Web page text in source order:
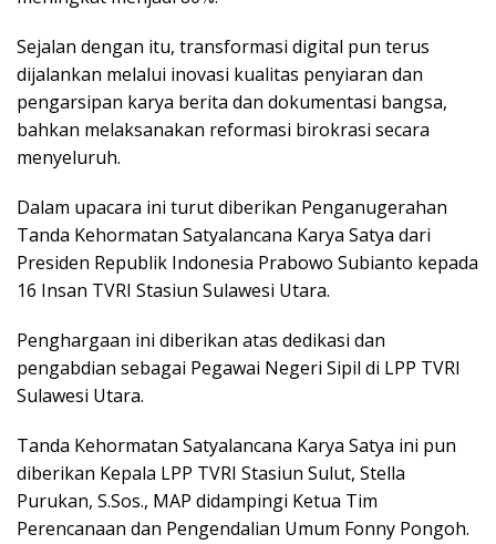
Sejalan dengan itu, transformasi digital pun terus
dijalankan melalui inovasi kualitas penyiaran dan
pengarsipan karya berita dan dokumentasi bangsa,
bahkan melaksanakan reformasi birokrasi secara
menyeluruh.
Dalam upacara ini turut diberikan Penganugerahan
Tanda Kehormatan Satyalancana Karya Satya dari
Presiden Republik Indonesia Prabowo Subianto kepada
16 Insan TVRI Stasiun Sulawesi Utara.
Penghargaan ini diberikan atas dedikasi dan
pengabdian sebagai Pegawai Negeri Sipil di LPP TVRI
Sulawesi Utara.
Tanda Kehormatan Satyalancana Karya Satya ini pun
diberikan Kepala LPP TVRI Stasiun Sulut, Stella
Purukan, S.Sos., MAP didampingi Ketua Tim
Perencanaan dan Pengendalian Umum Fonny Pongoh.